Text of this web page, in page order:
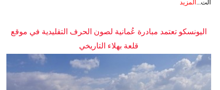
الت... المزيد
اليونسكو تعتمد مبادرة عُمانية لصون الحرف التقليدية في موقع
قلعة بهلاء التاريخي